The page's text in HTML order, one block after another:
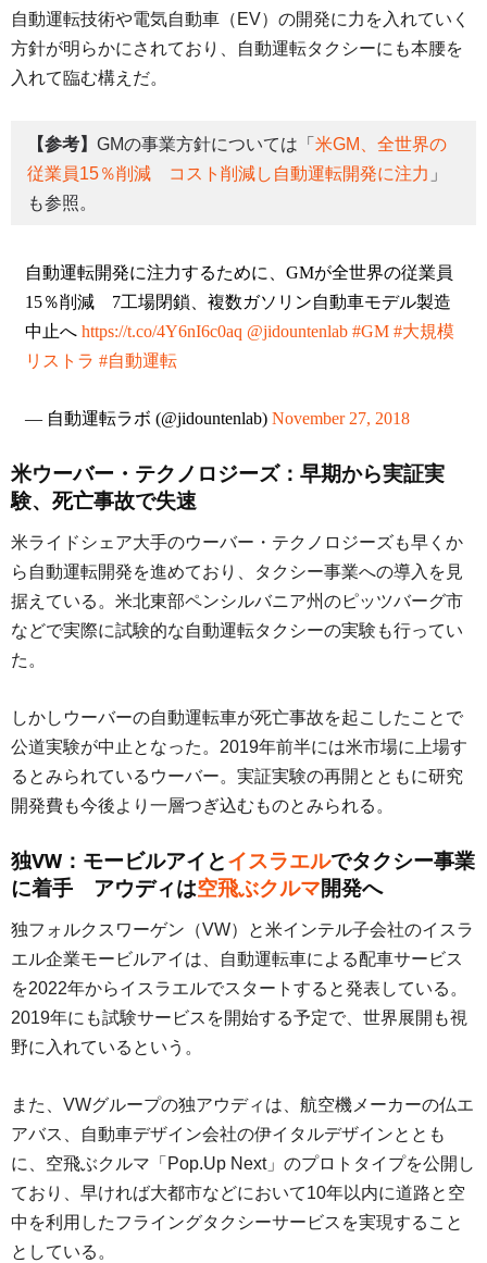
自動運転技術や電気自動車（EV）の開発に力を入れていく
方針が明らかにされており、自動運転タクシーにも本腰を
入れて臨む構えだ。
【参考】 GMの事業方針については「 米GM、全世界の
従業員15％削減 コスト削減し自動運転開発に注力 」
も参照。
自動運転開発に注力するために、GMが全世界の従業員
15％削減 7工場閉鎖、複数ガソリン自動車モデル製造
中止へ https://t.co/4Y6nI6c0aq @jidountenlab #GM #大規模
リストラ #自動運転
— 自動運転ラボ (@jidountenlab) November 27, 2018
米ウーバー・テクノロジーズ：早期から実証実
験、死亡事故で失速
米ライドシェア大手のウーバー・テクノロジーズも早くか
ら自動運転開発を進めており、タクシー事業への導入を見
据えている。米北東部ペンシルバニア州のピッツバーグ市
などで実際に試験的な自動運転タクシーの実験も行ってい
た。
しかしウーバーの自動運転車が死亡事故を起こしたことで
公道実験が中止となった。2019年前半には米市場に上場す
るとみられているウーバー。実証実験の再開とともに研究
開発費も今後より一層つぎ込むものとみられる。
独VW：モービルアイとイスラエルでタクシー事業
に着手 アウディは空飛ぶクルマ開発へ
独フォルクスワーゲン（VW）と米インテル子会社のイスラ
エル企業モービルアイは、自動運転車による配車サービス
を2022年からイスラエルでスタートすると発表している。
2019年にも試験サービスを開始する予定で、世界展開も視
野に入れているという。
また、VWグループの独アウディは、航空機メーカーの仏エ
アバス、自動車デザイン会社の伊イタルデザインととも
に、空飛ぶクルマ「Pop.Up Next」のプロトタイプを公開し
ており、早ければ大都市などにおいて10年以内に道路と空
中を利用したフライングタクシーサービスを実現すること
としている。